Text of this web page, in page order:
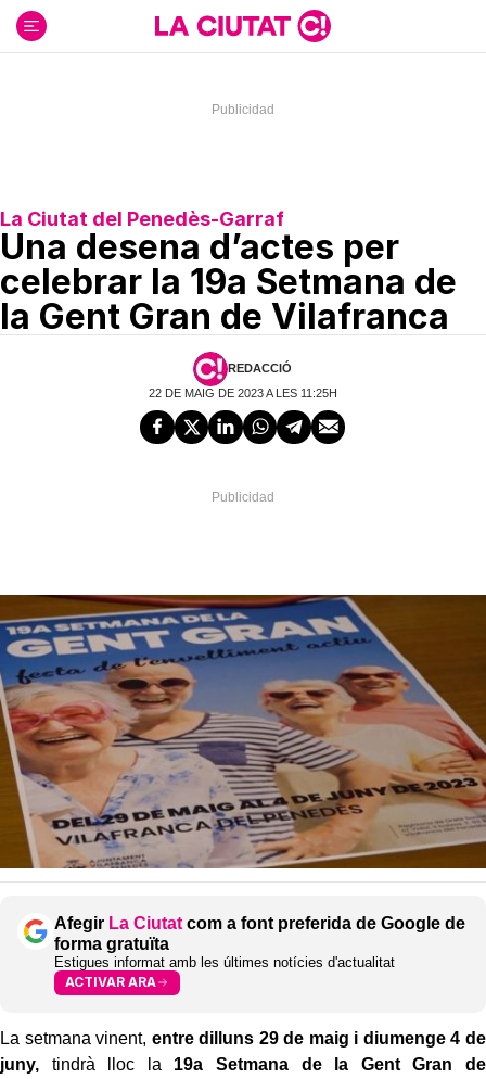
contenido
La Ciutat del Penedès-Garraf
Una desena d’actes per
celebrar la 19a Setmana de
la Gent Gran de Vilafranca
REDACCIÓ
22 DE MAIG DE 2023 A LES 11:25H
Afegir La Ciutat com a font preferida de Google de
forma gratuïta
Estigues informat amb les últimes notícies d'actualitat
ACTIVAR ARA
La setmana vinent, entre dilluns 29 de maig i diumenge 4 de
juny, tindrà lloc la 19a Setmana de la Gent Gran de